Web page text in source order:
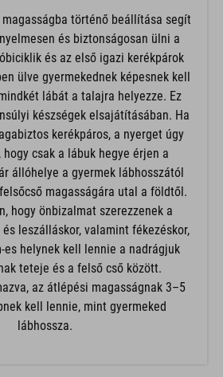
történő beállítása segít
és biztonságosan ülni a
és az első igazi kerékpárok
ülve gyermekednek képesnek kell
lábát a talajra helyezze. Ez
készségek elsajátításában. Ha
kerékpáros, a nyerget úgy
csak a lábuk hegye érjen a
állóhelye a gyermek lábhosszától
magasságára utal a földtől.
hogy önbizalmat szerezzenek a
leszálláskor, valamint fékezéskor,
es helynek kell lennie a nadrágjuk
teteje és a felső cső között.
az átlépési magasságnak 3–5
kell lennie, mint gyermeked
lábhossza.